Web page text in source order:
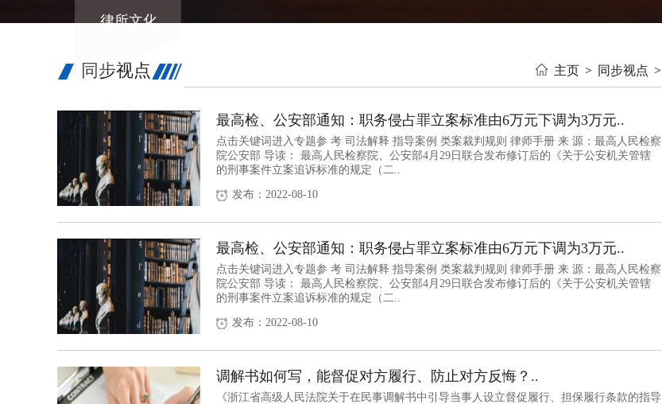
律所文化
同步视点 主页 > 同步视点 >
最高检、公安部通知：职务侵占罪立案标准由6万元下调为3万元..
点击关键词进入专题参 考 司法解释 指导案例 类案裁判规则 律师手册 来 源：最高人民检察
院公安部 导读： 最高人民检察院、公安部4月29日联合发布修订后的《关于公安机关管辖
的刑事案件立案追诉标准的规定（二..
发布：2022-08-10
最高检、公安部通知：职务侵占罪立案标准由6万元下调为3万元..
点击关键词进入专题参 考 司法解释 指导案例 类案裁判规则 律师手册 来 源：最高人民检察
院公安部 导读： 最高人民检察院、公安部4月29日联合发布修订后的《关于公安机关管辖
的刑事案件立案追诉标准的规定（二..
发布：2022-08-10
调解书如何写，能督促对方履行、防止对方反悔？..
《浙江省高级人民法院关于在民事调解书中引导当事人设立督促履行、担保履行条款的指导